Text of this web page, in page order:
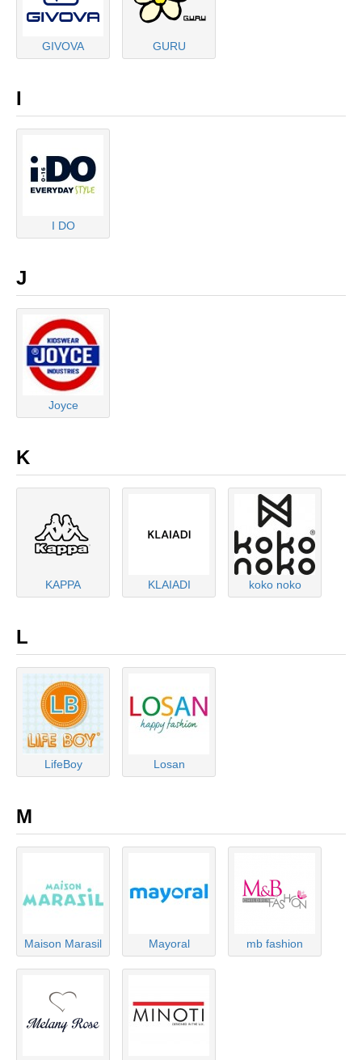
GIVOVA GURU
I
I DO
J
Joyce
K
KAPPA KLAIADI koko noko
L
LifeBoy Losan
M
Maison Marasil Mayoral mb fashion